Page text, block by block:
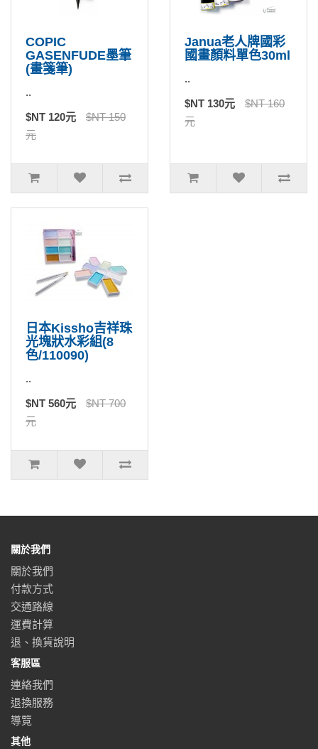
COPIC
GASENFUDE墨筆
(畫箋筆)
..
$NT 120元
$NT 150
元
Janua老人牌國彩
國畫顏料單色30ml
..
$NT 130元
$NT 160
元
日本Kissho吉祥珠
光塊狀水彩組(8
色/110090)
..
$NT 560元
$NT 700
元
關於我們
關於我們
付款方式
交通路線
運費計算
退、換貨說明
客服區
連絡我們
退換服務
導覽
其他